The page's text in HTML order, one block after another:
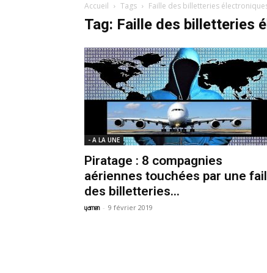
Accueil Tags Faille des billetteries
Tag: Faille des billetteries
- A LA UNE
Piratage : 8 compagnies
aériennes touchées par une
des billetteries...
yamen - 9 février 2019